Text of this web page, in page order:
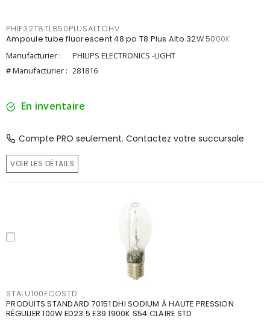
PHIF32T8TL850PLUSALTOHV
Ampoule tube fluorescent 48 po T8 Plus Alto 32W 5000K
Manufacturier :
PHILIPS ELECTRONICS -LIGHT
# Manufacturier : 281816
En inventaire
Compte PRO seulement. Contactez votre succursale
VOIR LES DÉTAILS
STALU100ECOSTD
PRODUITS STANDARD 70151 DHI SODIUM À HAUTE PRESSION
RÉGULIER 100W ED23.5 E39 1900K S54 CLAIRE STD